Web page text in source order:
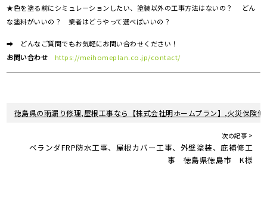
★色を塗る前にシミュレーションしたい、塗装以外の工事方法はないの？ どん
な塗料がいいの？ 業者はどうやって選べばいいの？
➡ どんなご質問でもお気軽にお問い合わせください！
お問い合わせ
https://meihomeplan.co.jp/contact/
徳島県の雨漏り修理,屋根工事なら【株式会社明ホームプラン】,火災保険修
次の記事 >
ベランダFRP防水工事、屋根カバー工事、外壁塗装、庇補修工
事 徳島県徳島市 K様